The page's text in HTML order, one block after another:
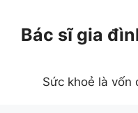
Bác sĩ gia
Sức khoẻ là vốn